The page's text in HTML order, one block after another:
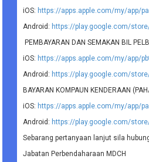
iOS: https://apps.apple.com/my/app/
Android: https://play.google.com/
PEMBAYARAN DAN SEMAKAN BIL
iOS: https://apps.apple.com/my/app/
Android: https://play.google.com/
BAYARAN KOMPAUN KENDERAAN
iOS: https://apps.apple.com/my/app/
Android: https://play.google.com/
Sebarang pertanyaan lanjut sila
Jabatan Perbendaharaan MDCH